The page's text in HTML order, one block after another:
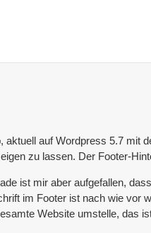
aktuell auf Wordpress 5.7
zu lassen. Der Footer-
ist mir aber aufgefallen,
im Footer ist nach wie
Website umstelle, das